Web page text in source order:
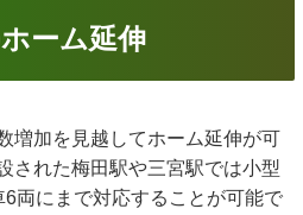
ーム延伸
増加を見越してホーム延伸が可
された梅田駅や三宮駅では小型
両にまで対応することが可能で